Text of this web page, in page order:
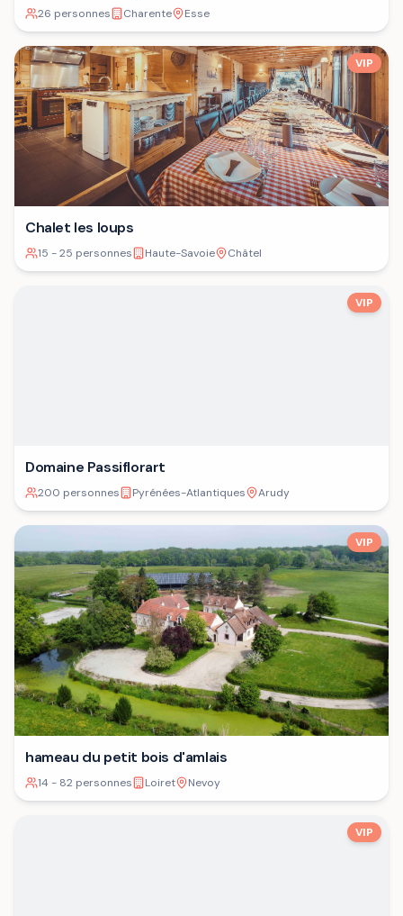
26 personnes Charente Esse
VIP
Chalet les loups
15 - 25 personnes Haute-Savoie Châtel
VIP
Domaine Passiflorart
200 personnes Pyrénées-Atlantiques Arudy
VIP
hameau du petit bois d'amlais
14 - 82 personnes Loiret Nevoy
VIP